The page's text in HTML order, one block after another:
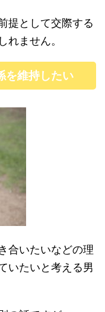
提として交際する
れません。
を維持したい
合いたいなどの理
いたいと考える男